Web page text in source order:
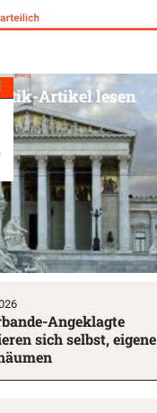
Artikel lesen
Angeklagte
sich selbst, eigene